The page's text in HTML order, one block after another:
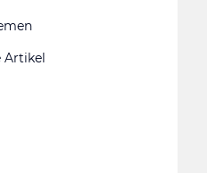
Artikel